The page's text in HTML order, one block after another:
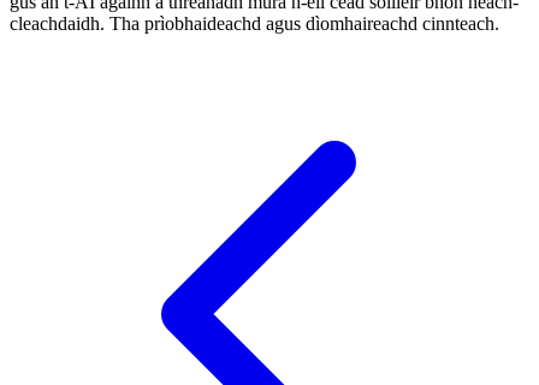
cleachdaidh. Tha prìobhaideachd agus dìomhaireachd cinnteach.